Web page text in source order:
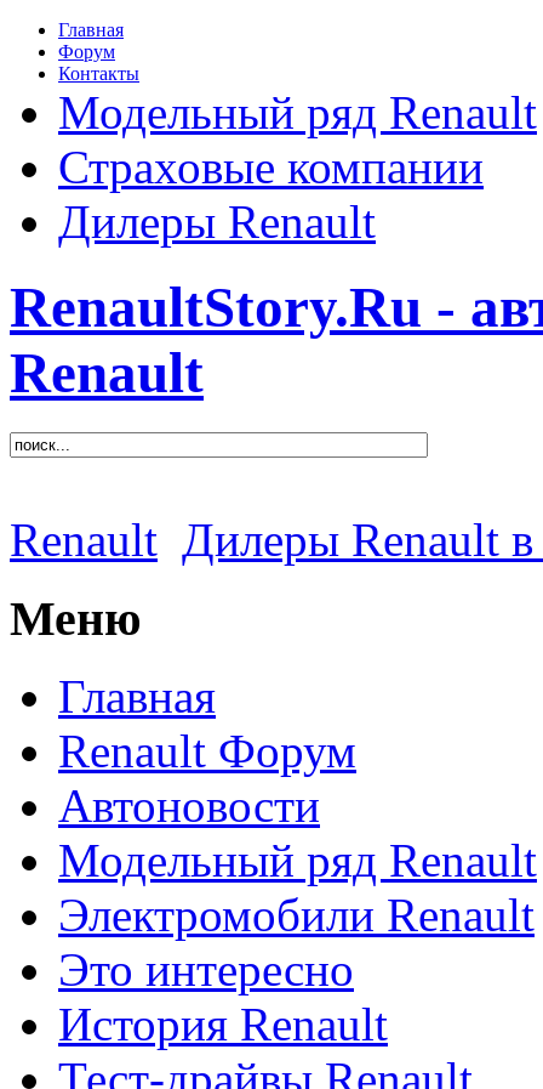
Главная
Форум
Контакты
Модельный ряд Renault
Страховые компании
Дилеры Renault
RenaultStory.Ru -
Renault
Renault Дилеры Renault в
Меню
Главная
Renault Форум
Автоновости
Модельный ряд Renault
Электромобили Renault
Это интересно
История Renault